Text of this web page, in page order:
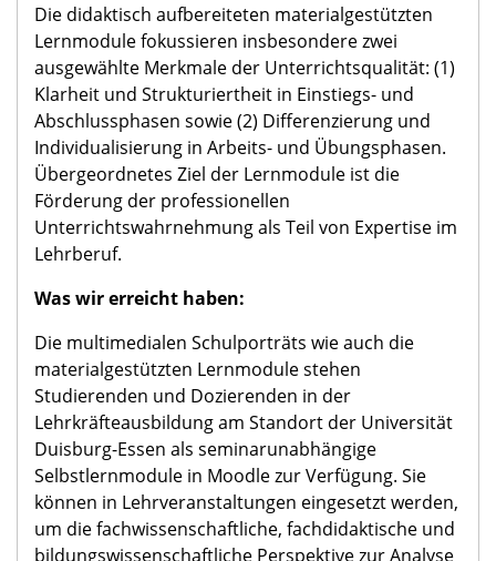
Die didaktisch aufbereiteten materialgestützten
Lernmodule fokussieren insbesondere zwei
ausgewählte Merkmale der Unterrichtsqualität: (1)
Klarheit und Strukturiertheit in Einstiegs- und
Abschlussphasen sowie (2) Differenzierung und
Individualisierung in Arbeits- und Übungsphasen.
Übergeordnetes Ziel der Lernmodule ist die
Förderung der professionellen
Unterrichtswahrnehmung als Teil von Expertise im
Lehrberuf.
Was wir erreicht haben:
Die multimedialen Schulporträts wie auch die
materialgestützten Lernmodule stehen
Studierenden und Dozierenden in der
Lehrkräfteausbildung am Standort der Universität
Duisburg-Essen als seminarunabhängige
Selbstlernmodule in Moodle zur Verfügung. Sie
können in Lehrveranstaltungen eingesetzt werden,
um die fachwissenschaftliche, fachdidaktische und
bildungswissenschaftliche Perspektive zur Analyse